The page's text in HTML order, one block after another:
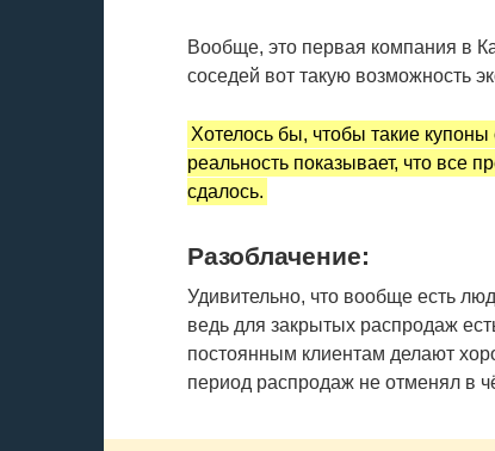
Вообще, это первая компания в
соседей вот такую возможность
Хотелось бы, чтобы такие
реальность показывает, что все
сдалось.
Разоблачение:
Удивительно, что вообще есть
ведь для закрытых распродаж
постоянным клиентам делают
период распродаж не отменял в